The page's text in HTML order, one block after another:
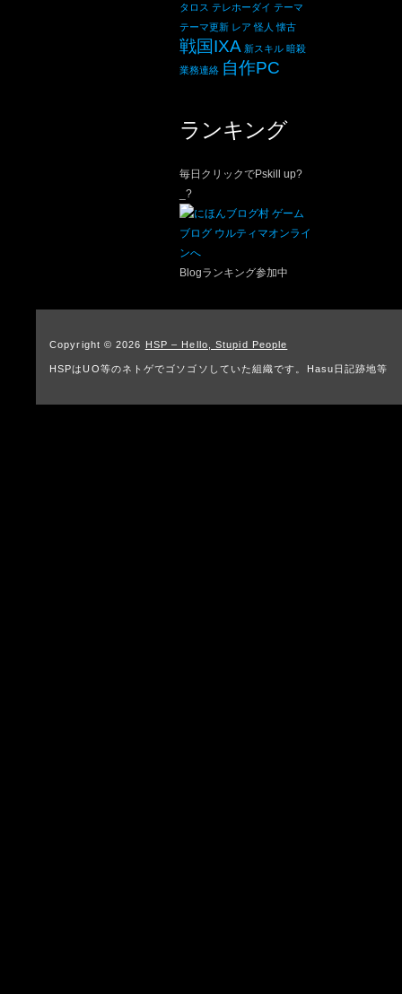
タロス テレホーダイ テーマ
テーマ更新 レア 怪人 懐古
戦国IXA 新スキル 暗殺
業務連絡 自作PC
ランキング
毎日クリックでPskill up?
_?
Blogランキング参加中
Copyright © 2026 HSP – Hello, Stupid People
HSPはUO等のネトゲでゴソゴソしていた組織です。Hasu日記跡地等